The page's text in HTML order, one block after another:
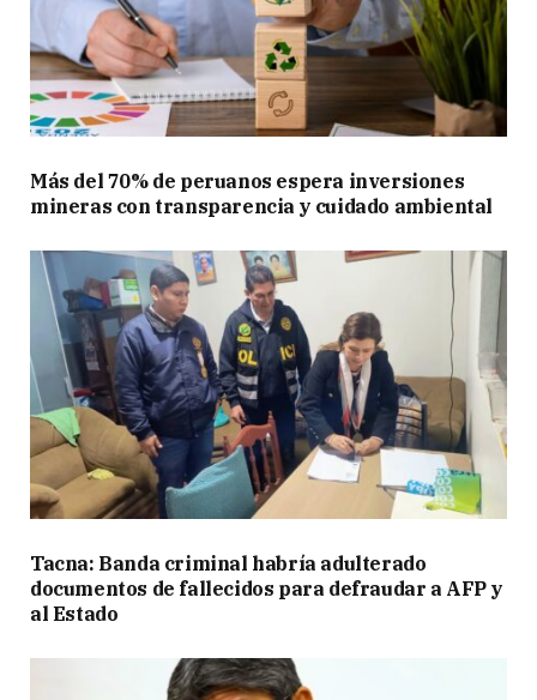
Más del 70% de peruanos espera inversiones
mineras con transparencia y cuidado ambiental
Tacna: Banda criminal habría adulterado
documentos de fallecidos para defraudar a AFP y
al Estado